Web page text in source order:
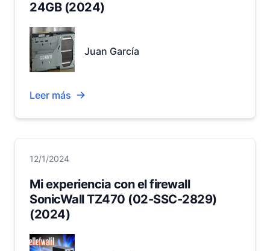
24GB (2024)
Juan García
Leer más
12/1/2024
Mi experiencia con el firewall
SonicWall TZ470 (02-SSC-2829)
(2024)